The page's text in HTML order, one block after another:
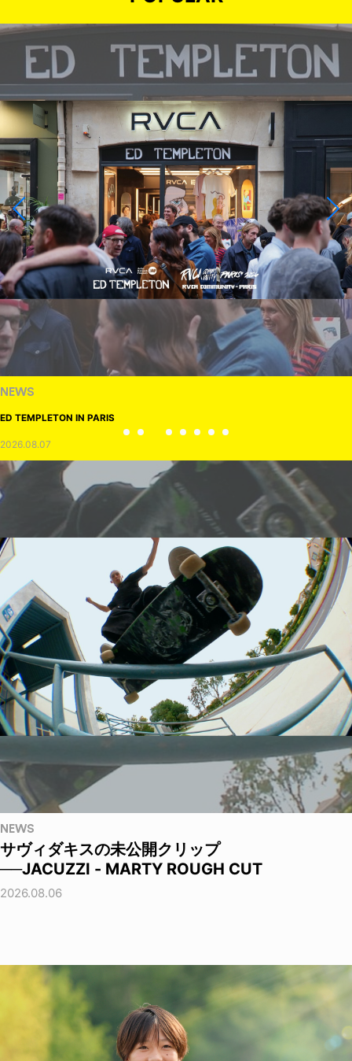
NEWS
ED TEMPLETON IN PARIS
2026.08.07
NEWS
サヴィダキスの未公開クリップ
──JACUZZI - MARTY ROUGH CUT
2026.08.06